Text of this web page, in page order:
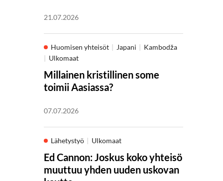
21.07.2026
Huomisen yhteisöt Japani
Kambodža
Ulkomaat
Millainen kristillinen some
toimii Aasiassa?
07.07.2026
Lähetystyö Ulkomaat
Ed Cannon: Joskus koko yhteisö
muuttuu yhden uuden uskovan